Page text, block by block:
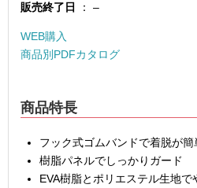
販売終了日
： –
WEB購入
商品別PDFカタログ
商品特長
フック式ゴムバンドで着脱が簡
樹脂パネルでしっかりガード
EVA樹脂とポリエステル生地で